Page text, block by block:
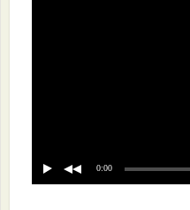
0:00